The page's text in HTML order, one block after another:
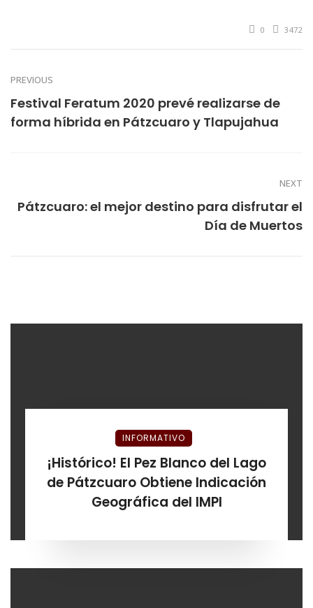
0 3472
PREVIOUS
Festival Feratum 2020 prevé realizarse de
forma híbrida en Pátzcuaro y Tlapujahua
NEXT
Pátzcuaro: el mejor destino para disfrutar el
Día de Muertos
INFORMATIVO
¡Histórico! El Pez Blanco del Lago
de Pátzcuaro Obtiene Indicación
Geográfica del IMPI